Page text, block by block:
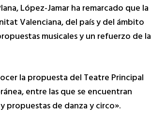
López-Jamar ha remarcado que la
Valenciana, del país y del ámbito
musicales y un refuerzo de la
la propuesta del Teatre Principal
entre las que se encuentran
propuestas de danza y circo».